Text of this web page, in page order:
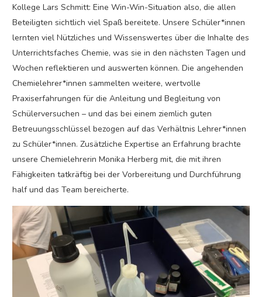
Kollege Lars Schmitt: Eine Win-Win-Situation also, die allen
Beteiligten sichtlich viel Spaß bereitete. Unsere Schüler*innen
lernten viel Nützliches und Wissenswertes über die Inhalte des
Unterrichtsfaches Chemie, was sie in den nächsten Tagen und
Wochen reflektieren und auswerten können. Die angehenden
Chemielehrer*innen sammelten weitere, wertvolle
Praxiserfahrungen für die Anleitung und Begleitung von
Schülerversuchen – und das bei einem ziemlich guten
Betreuungsschlüssel bezogen auf das Verhältnis Lehrer*innen
zu Schüler*innen. Zusätzliche Expertise an Erfahrung brachte
unsere Chemielehrerin Monika Herberg mit, die mit ihren
Fähigkeiten tatkräftig bei der Vorbereitung und Durchführung
half und das Team bereicherte.